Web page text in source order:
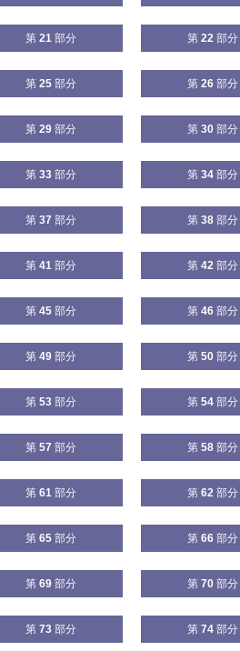
第 21 部分 第 22 部分
第 25 部分 第 26 部分
第 29 部分 第 30 部分
第 33 部分 第 34 部分
第 37 部分 第 38 部分
第 41 部分 第 42 部分
第 45 部分 第 46 部分
第 49 部分 第 50 部分
第 53 部分 第 54 部分
第 57 部分 第 58 部分
第 61 部分 第 62 部分
第 65 部分 第 66 部分
第 69 部分 第 70 部分
第 73 部分 第 74 部分